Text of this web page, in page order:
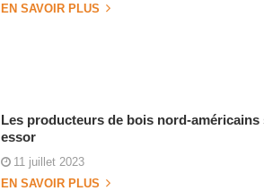
EN SAVOIR PLUS
Les producteurs de bois nord-
essor
11 juillet 2023
EN SAVOIR PLUS